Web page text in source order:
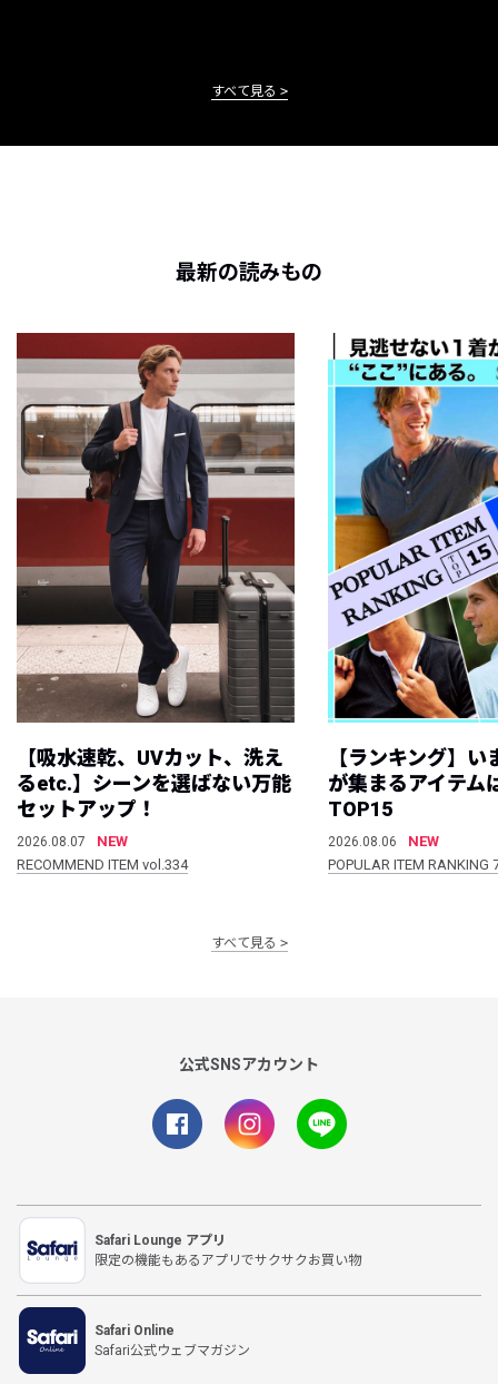
すべて見る
最新の読みもの
【吸水速乾、UVカット、洗え
るetc.】シーンを選ばない万能
セットアップ！
2026.08.07
NEW
RECOMMEND ITEM vol.334
【ランキング】
が集まるアイテム
TOP15
2026.08.06
NEW
POPULAR ITEM
すべて見る
公式SNSアカウント
Safari Lounge アプリ
限定の機能もあるアプリでサクサクお買い物
Safari Online
Safari公式ウェブマガジン